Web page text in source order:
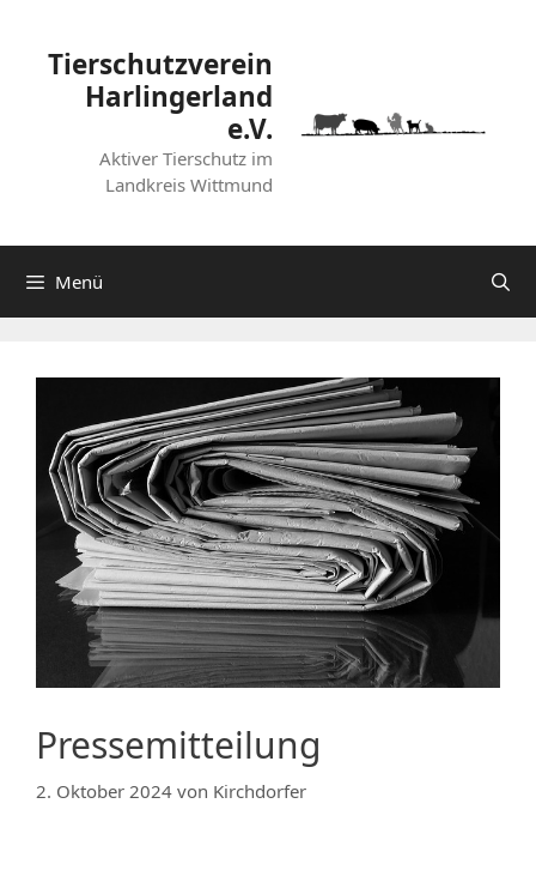
springenTierschutzverein
Harlingerland
e.V.
Aktiver Tierschutz im
Landkreis Wittmund
Menü
Pressemitteilung
2. Oktober 2024 von Kirchdorfer